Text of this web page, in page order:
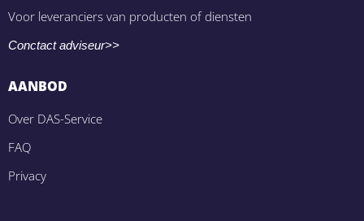
Voor leveranciers van producten of diensten
Conctact adviseur>>
AANBOD
Over DAS-Service
FAQ
Privacy